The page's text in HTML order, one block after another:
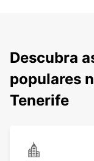
Descubra
populares
Tenerife